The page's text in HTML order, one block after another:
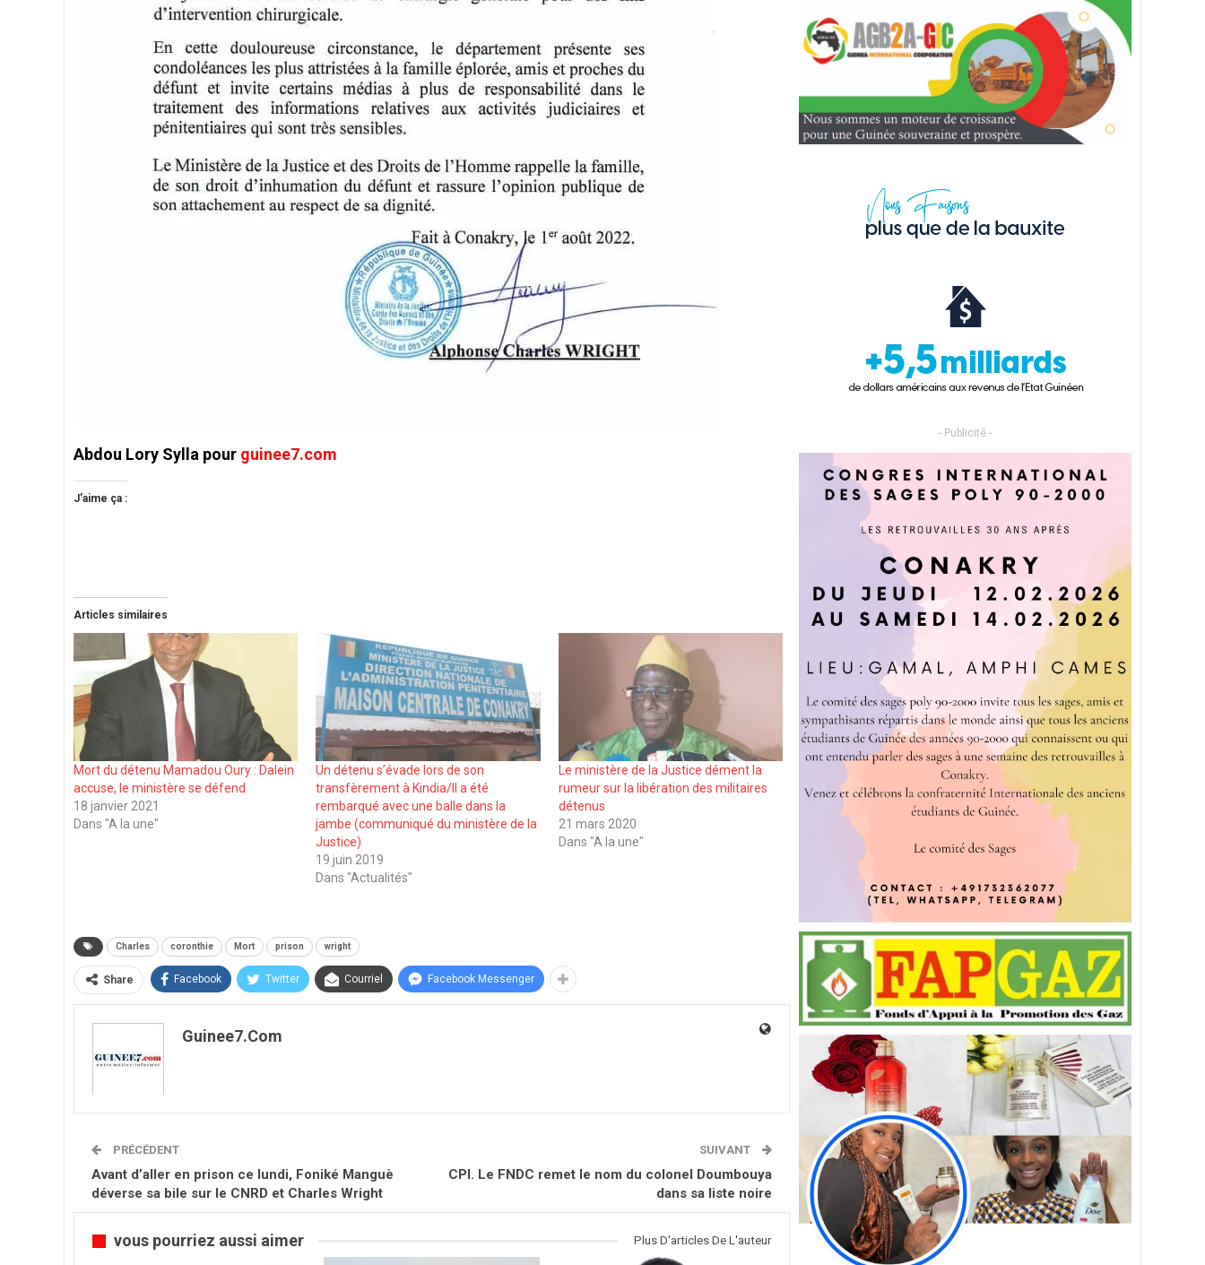
Abdou Lory Sylla pour guinee7.com
J’aime ça :
Articles similaires
Mort du détenu Mamadou Oury : Dalein
accuse, le ministère se défend
18 janvier 2021
Dans "A la une"
Un détenu s’évade lors de son
transfèrement à Kindia/Il a été
rembarqué avec une balle dans la
jambe (communiqué du ministère de la
Justice)
19 juin 2019
Dans "Actualités"
Le ministère de la Justice dément la
rumeur sur la libération des militaires
détenus
21 mars 2020
Dans "A la une"
Charles coronthie Mort prison wright
Share Facebook Twitter Courriel Facebook Messenger
Guinee7.com
PRÉCÉDENT
Avant d’aller en prison ce lundi, Foniké Manguè
déverse sa bile sur le CNRD et Charles Wright
SUIVANT
CPI. Le FNDC remet le nom du colonel Doumbouya
dans sa liste noire
vous pourriez aussi aimer Plus D'articles De L'auteur
- Publicité -